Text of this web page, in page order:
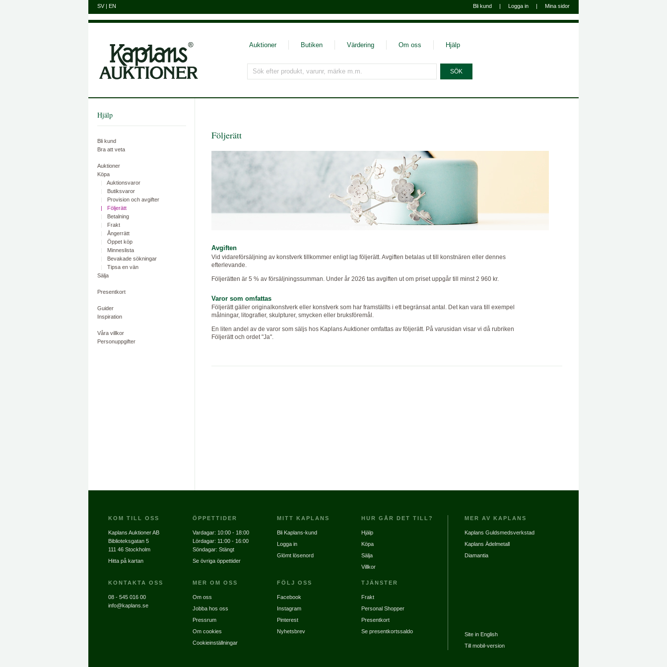
SV| EN Bli kund | Logga in | Mina sidor
Auktioner Butiken Värdering Om oss Hjälp
Sök efter produkt, varunr, märke m.m.
Hjälp
Bli kund
Bra att veta
Auktioner
Köpa
Auktionsvaror
Butiksvaror
Provision och avgifter
Följerätt
Betalning
Frakt
Ångerrätt
Öppet köp
Minneslista
Bevakade sökningar
Tipsa en vän
Sälja
Presentkort
Guider
Inspiration
Våra villkor
Personuppgifter
Följerätt
Avgiften
Vid vidareförsäljning av konstverk tillkommer enligt lag följerätt. Avgiften betalas ut till konstnären eller dennes
efterlevande.
Följerätten är 5 % av försäljningssumman. Under år 2026 tas avgiften ut om priset uppgår till minst 2 960 kr.
Varor som omfattas
Följerätt gäller originalkonstverk eller konstverk som har framställts i ett begränsat antal. Det kan vara till exempel
målningar, litografier, skulpturer, smycken eller bruksföremål.
En liten andel av de varor som säljs hos Kaplans Auktioner omfattas av följerätt. På varusidan visar vi då rubriken
Följerätt och ordet "Ja".
KOM TILL OSS
Kaplans Auktioner AB
Biblioteksgatan 5
111 46 Stockholm
Hitta på kartan
KONTAKTA OSS
08 - 545 016 00
info@kaplans.se
ÖPPETTIDER
Vardagar: 10:00 - 18:00
Lördagar: 11:00 - 16:00
Söndagar: Stängt
Se övriga öppettider
MER OM OSS
Om oss
Jobba hos oss
Pressrum
Om cookies
Cookieinställningar
MITT KAPLANS
Bli Kaplans-kund
Logga in
Glömt lösenord
FÖLJ OSS
Facebook
Instagram
Pinterest
Nyhetsbrev
HUR GÅR DET TILL?
Hjälp
Köpa
Sälja
Villkor
TJÄNSTER
Frakt
Personal Shopper
Presentkort
Se presentkortssaldo
MER AV KAPLANS
Kaplans Guldsmedsverkstad
Kaplans Ädelmetall
Diamantia
Site in English
Till mobil-version